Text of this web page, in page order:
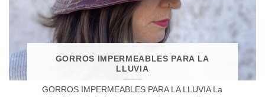
GORROS IMPERMEABLES PARA LA
LLUVIA
GORROS IMPERMEABLES PARA LA LLUVIA La